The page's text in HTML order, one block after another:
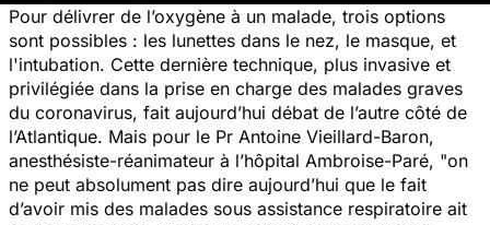
Pour délivrer de l’oxygène à un malade, trois options
sont possibles : les lunettes dans le nez, le masque, et
l'intubation. Cette dernière technique, plus invasive et
privilégiée dans la prise en charge des malades graves
du coronavirus, fait aujourd’hui débat de l’autre côté de
l’Atlantique. Mais pour le Pr Antoine Vieillard-Baron,
anesthésiste-réanimateur à l’hôpital Ambroise-Paré, "on
ne peut absolument pas dire aujourd’hui que le fait
d’avoir mis des malades sous assistance respiratoire ait